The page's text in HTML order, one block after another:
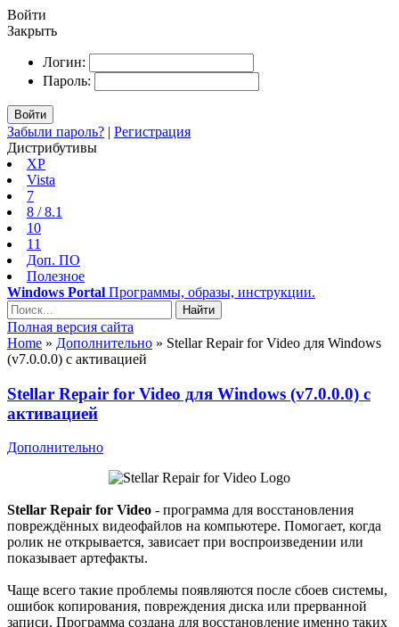
Войти
Закрыть
Логин:
Пароль:
Войти
Забыли пароль? | Регистрация
Дистрибутивы
XP
Vista
7
8 / 8.1
10
11
Доп. ПО
Полезное
Windows Portal Программы, образы, инструкции.
Найти
Полная версия сайта
Home » Дополнительно » Stellar Repair for Video для Windows
(v7.0.0.0) с активацией
Stellar Repair for Video для Windows (v7.0.0.0) с
активацией
Дополнительно
Stellar Repair for Video - программа для восстановления
повреждённых видеофайлов на компьютере. Помогает, когда
ролик не открывается, зависает при воспроизведении или
показывает артефакты.
Чаще всего такие проблемы появляются после сбоев системы,
ошибок копирования, повреждения диска или прерванной
записи. Программа создана для восстановление именно таких